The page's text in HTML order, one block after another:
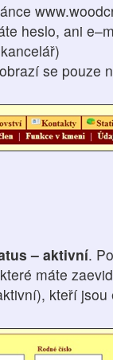
heslo, ani
se pouze
– aktivní.
máte
kteří